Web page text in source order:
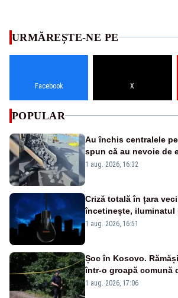
URMĂREȘTE-NE PE
Facebook X
POPULAR
Au închis centralele
spun că au nevoie de
pasează vina în plină
1 aug. 2026, 16:32
Criză totală în țara
încetinește, iluminatul
suspendă, iar
1 aug. 2026, 16:51
Șoc în Kosovo.
într-o groapă comună
1990
1 aug. 2026, 17:06